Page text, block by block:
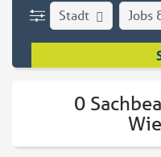
Stadt Jobs
0